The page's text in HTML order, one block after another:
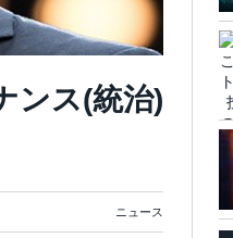
ンス(統治)
ニュース